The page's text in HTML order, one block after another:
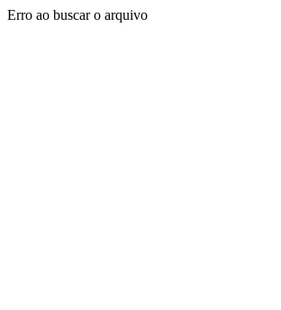
Erro ao buscar o arquivo